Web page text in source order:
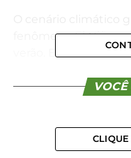
fenômeno El Niño,
verão. Entra em
oceano Pacífico
“A temperatura
próxima e